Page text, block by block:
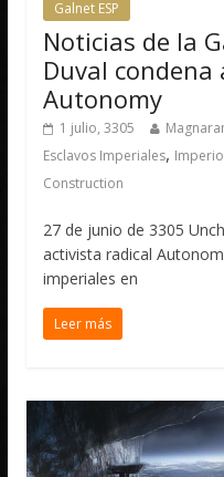
Galnet ESP
Noticias de la
Duval condena
Autonomy
1 julio, 3305
Esclavos Imperiales, Imperio
Construction
27 de junio de 3305
activista radical
imperiales en
Leer más